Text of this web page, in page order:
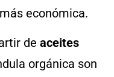
económica.
de aceites
orgánica son